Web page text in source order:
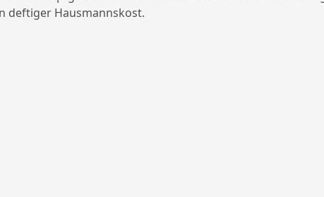
deftiger Hausmannskost.